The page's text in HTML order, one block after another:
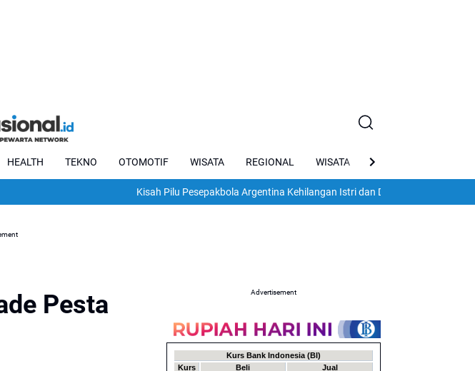
HEALTH TEKNO OTOMOTIF WISATA REGIONAL WISATA VIRAL
Kisah Pilu Pesepakbola Argentina Kehilangan Istri dan Dua Anak dalam Gempa
Pesta
Advertisement